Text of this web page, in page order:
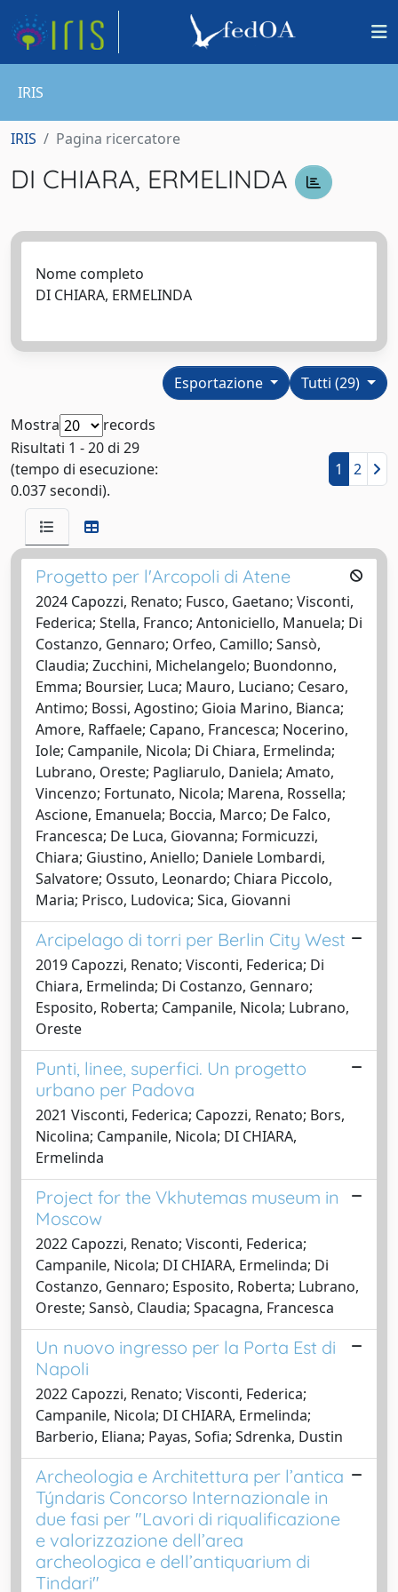
IRIS
IRIS Pagina ricercatore
DI CHIARA, ERMELINDA
Nome completo
DI CHIARA, ERMELINDA
Tutti (29)
Esportazione
Mostra
records
Risultati 1 - 20 di 29
(tempo di esecuzione:
0.037 secondi).
1 2
Progetto per l'Arcopoli di Atene
2024 Capozzi, Renato; Fusco, Gaetano; Visconti,
Federica; Stella, Franco; Antoniciello, Manuela; Di
Costanzo, Gennaro; Orfeo, Camillo; Sansò,
Claudia; Zucchini, Michelangelo; Buondonno,
Emma; Boursier, Luca; Mauro, Luciano; Cesaro,
Antimo; Bossi, Agostino; Gioia Marino, Bianca;
Amore, Raffaele; Capano, Francesca; Nocerino,
Iole; Campanile, Nicola; Di Chiara, Ermelinda;
Lubrano, Oreste; Pagliarulo, Daniela; Amato,
Vincenzo; Fortunato, Nicola; Marena, Rossella;
Ascione, Emanuela; Boccia, Marco; De Falco,
Francesca; De Luca, Giovanna; Formicuzzi,
Chiara; Giustino, Aniello; Daniele Lombardi,
Salvatore; Ossuto, Leonardo; Chiara Piccolo,
Maria; Prisco, Ludovica; Sica, Giovanni
Arcipelago di torri per Berlin City West
2019 Capozzi, Renato; Visconti, Federica; Di
Chiara, Ermelinda; Di Costanzo, Gennaro;
Esposito, Roberta; Campanile, Nicola; Lubrano,
Oreste
Punti, linee, superfici. Un progetto
urbano per Padova
2021 Visconti, Federica; Capozzi, Renato; Bors,
Nicolina; Campanile, Nicola; DI CHIARA,
Ermelinda
Project for the Vkhutemas museum in
Moscow
2022 Capozzi, Renato; Visconti, Federica;
Campanile, Nicola; DI CHIARA, Ermelinda; Di
Costanzo, Gennaro; Esposito, Roberta; Lubrano,
Oreste; Sansò, Claudia; Spacagna, Francesca
Un nuovo ingresso per la Porta Est di
Napoli
2022 Capozzi, Renato; Visconti, Federica;
Campanile, Nicola; DI CHIARA, Ermelinda;
Barberio, Eliana; Payas, Sofia; Sdrenka, Dustin
Archeologia e Architettura per l’antica
Týndaris Concorso Internazionale in
due fasi per "Lavori di riqualificazione
e valorizzazione dell’area
archeologica e dell’antiquarium di
Tindari"